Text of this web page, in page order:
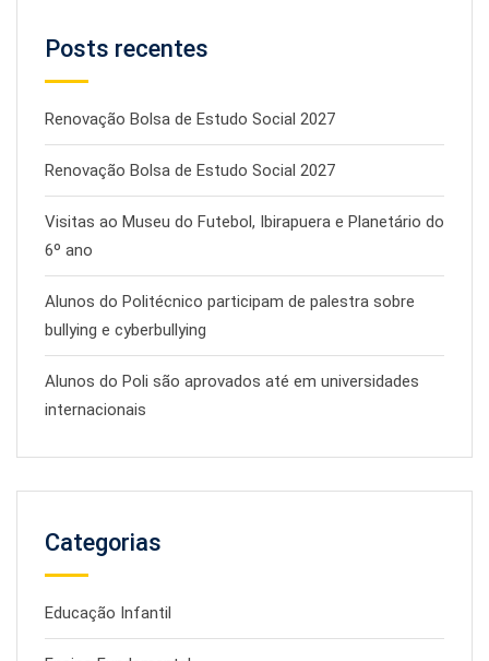
Posts recentes
Renovação Bolsa de Estudo Social 2027
Renovação Bolsa de Estudo Social 2027
Visitas ao Museu do Futebol, Ibirapuera e Planetário do
6º ano
Alunos do Politécnico participam de palestra sobre
bullying e cyberbullying
Alunos do Poli são aprovados até em universidades
internacionais
Categorias
Educação Infantil